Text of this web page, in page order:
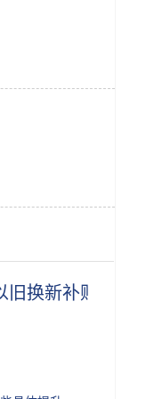
换新补贴1000元